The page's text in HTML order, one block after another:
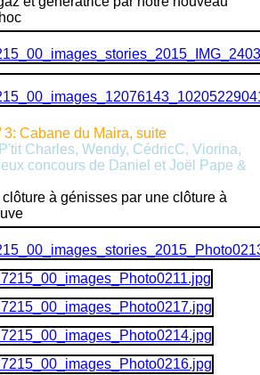
Cabane du Maira, suite
Charles, Wendy, CédricC, Viorina,
concours de Daniel et Joël Pape &
à génisses par une clôture à